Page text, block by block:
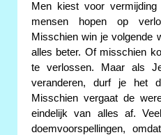
Men kiest voor
mensen hopen op
Misschien win je volgende
alles beter. Of misschien
te verlossen. Maar als
veranderen, durf je het
Misschien vergaat de
eindelijk van alles af.
doemvoorspellingen,